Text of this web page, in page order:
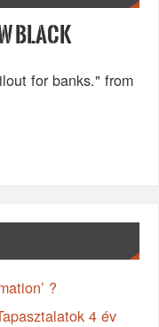
BLACK
for banks." from
?
4 év